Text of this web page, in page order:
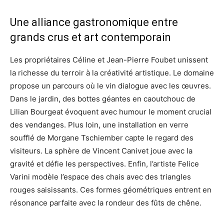
Une alliance gastronomique entre
grands crus et art contemporain
Les propriétaires Céline et Jean-Pierre Foubet unissent
la richesse du terroir à la créativité artistique. Le domaine
propose un parcours où le vin dialogue avec les œuvres.
Dans le jardin, des bottes géantes en caoutchouc de
Lilian Bourgeat évoquent avec humour le moment crucial
des vendanges. Plus loin, une installation en verre
soufflé de Morgane Tschiember capte le regard des
visiteurs. La sphère de Vincent Canivet joue avec la
gravité et défie les perspectives. Enfin, l’artiste Felice
Varini modèle l’espace des chais avec des triangles
rouges saisissants. Ces formes géométriques entrent en
résonance parfaite avec la rondeur des fûts de chêne.